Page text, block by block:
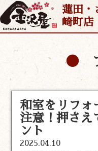
蓮田・
崎町店
和室をリフォ
注意！押さえ
ント
2025.04.10